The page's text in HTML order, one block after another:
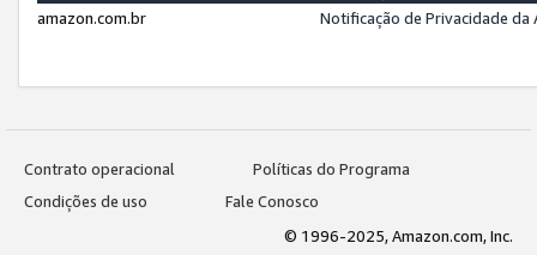
amazon.com.br
Notificação de Privacidade
Contrato operacional
Políticas do Programa
Condições de uso
Fale Conosco
© 1996-2025, Amazon.com, Inc.